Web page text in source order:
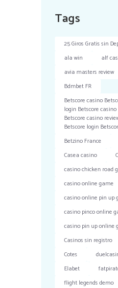
Tags
25 Giros Gratis sin
ala win
alf
avia masters review
Bdmbet FR
Betscore casino
login Betscore
Betscore casino
Betscore login
Betzino France
Casea casino
casino chicken road
casino online game
casino online pin up
casino pinco online
casino pin up online
Casinos sin registro
Cotes
Elabet
flight legends demo